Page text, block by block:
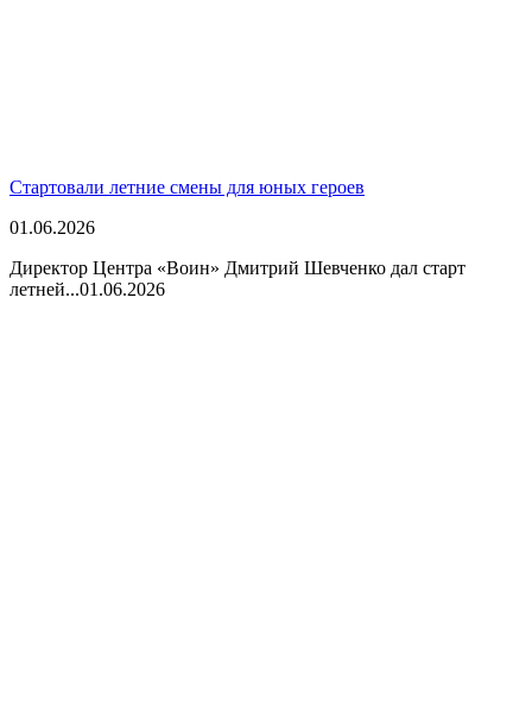
Стартовали летние смены для юных героев
01.06.2026
Директор Центра «Воин» Дмитрий Шевченко дал старт
летней...01.06.2026